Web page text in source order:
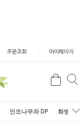
주문조회 마이페이지
검
인조나무와 DP 화병/화